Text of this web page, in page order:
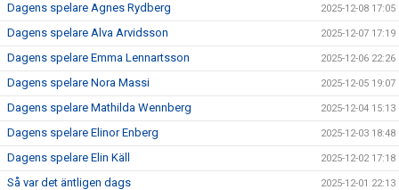
Dagens spelare Agnes Rydberg 2025-12-08 17:05
Dagens spelare Alva Arvidsson 2025-12-07 17:19
Dagens spelare Emma Lennartsson 2025-12-06 22:26
Dagens spelare Nora Massi 2025-12-05 19:07
Dagens spelare Mathilda Wennberg 2025-12-04 15:13
Dagens spelare Elinor Enberg 2025-12-03 18:48
Dagens spelare Elin Käll 2025-12-02 17:18
Så var det äntligen dags 2025-12-01 22:13